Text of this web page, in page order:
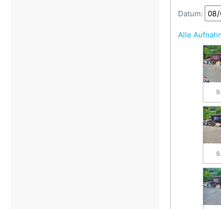
Datum:
Alle